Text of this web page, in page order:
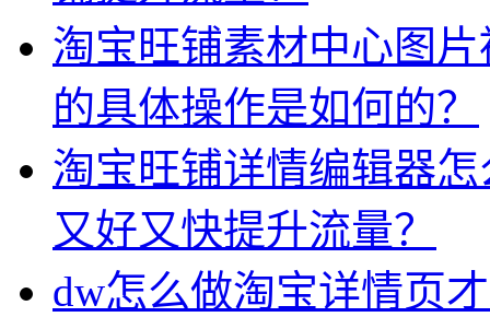
淘宝旺铺素材中心图
的具体操作是如何的？
淘宝旺铺详情编辑器
又好又快提升流量？
dw怎么做淘宝详情页